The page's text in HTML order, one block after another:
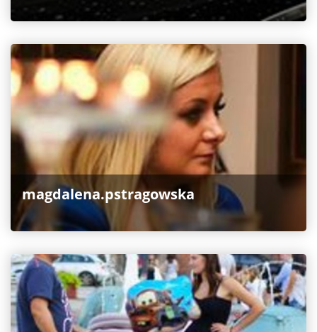
magdalena.pstragowska